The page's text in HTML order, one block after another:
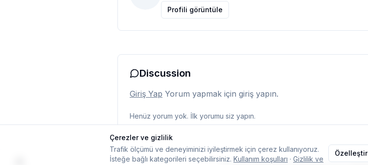
Profili görüntüle
Discussion
Giriş Yap Yorum yapmak için giriş yapın.
Henüz yorum yok. İlk yorumu siz yapın.
Çerezler ve gizlilik
Trafik ölçümü ve deneyiminizi iyileştirmek için çerez kullanıyoruz.
İsteğe bağlı kategorileri seçebilirsiniz. Kullanım koşulları · Gizlilik ve
Özelleştir